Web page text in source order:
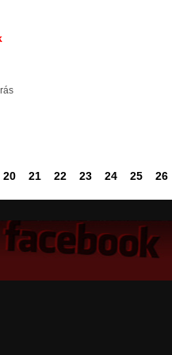
20 21 22 23 24 25 26